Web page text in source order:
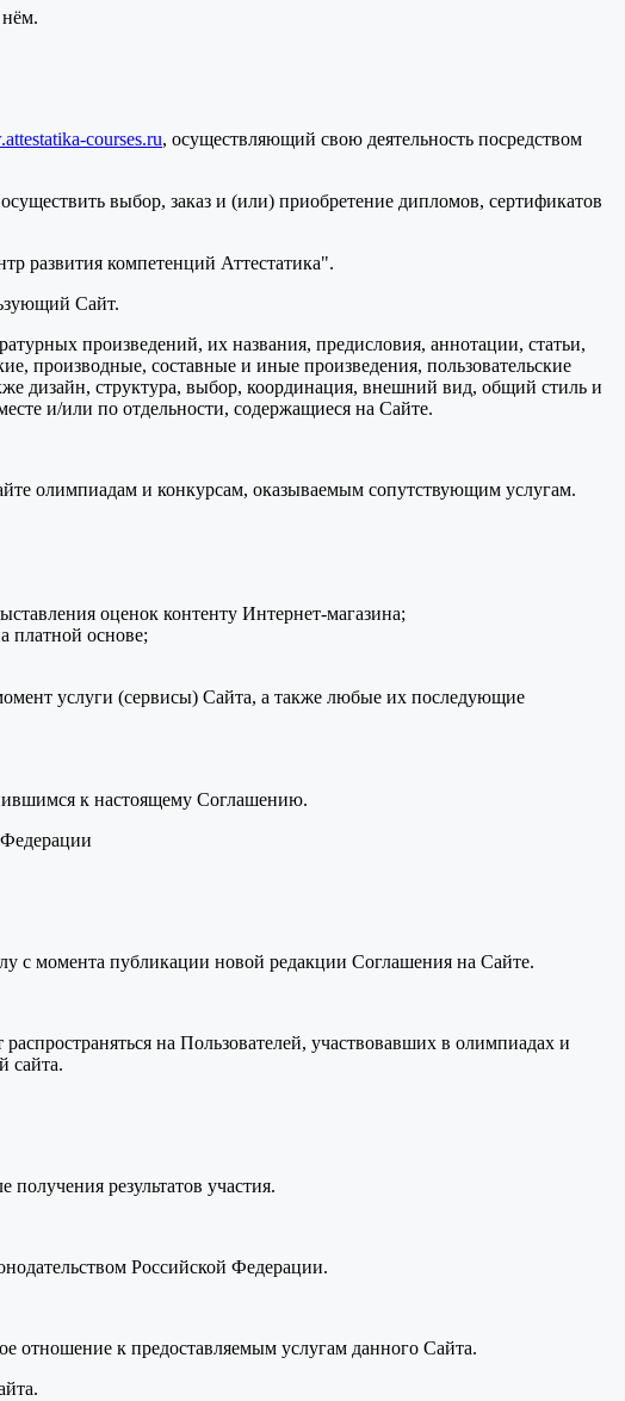
нём.
courses.ru, осуществляющий свою деятельность посредством
выбор, заказ и (или) приобретение дипломов, сертификатов
развития компетенций Аттестатика".
Сайт.
произведений, их названия, предисловия, аннотации, статьи,
производные, составные и иные произведения, пользовательские
дизайн, структура, выбор, координация, внешний вид, общий стиль и
и/или по отдельности, содержащиеся на Сайте.
олимпиадам и конкурсам, оказываемым сопутствующим услугам.
оценок контенту Интернет-магазина;
платной основе;
услуги (сервисы) Сайта, а также любые их последующие
к настоящему Соглашению.
Федерации
с момента публикации новой редакции Соглашения на Сайте.
на Пользователей, участвовавших в олимпиадах и
сайта.
результатов участия.
Российской Федерации.
отношение к предоставляемым услугам данного Сайта.